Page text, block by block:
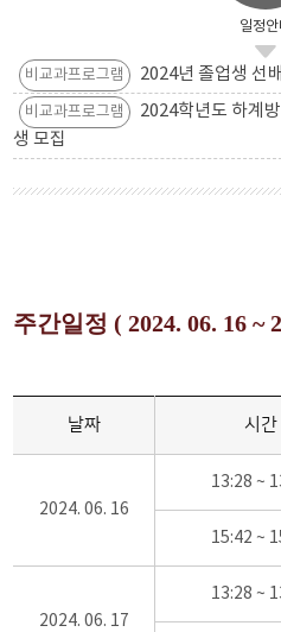
일정안
비교과프로그램 2024년 졸업생 선
비교과프로그램
2024학년도 하계
생 모집
주간일정 ( 2024. 06. 16 ~
날짜 시간
2024. 06. 16
13:28 ~
15:42 ~
2024. 06. 17
13:28 ~